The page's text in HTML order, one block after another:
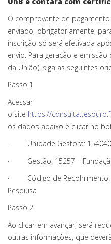
O comprovante de
enviado, obrigatoriamente,
inscrição só será efetivada
envio. Para geração e
da União), siga as seguintes
Passo 1
Acessar
o site https://
os dados abaixo e clicar no
· Unidade Gestora: 154040
· Gestão: 15257 –
· Código de Recolhimento:
Pesquisa
Passo 2
Ao clicar em avançar, será
outras informações, que